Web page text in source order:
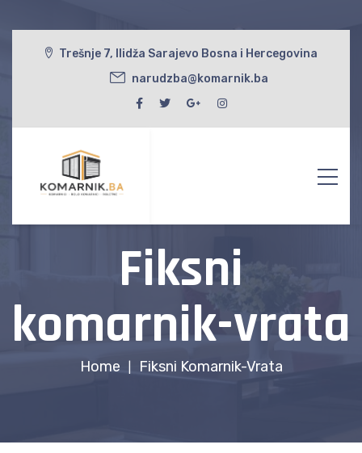
Trešnje 7, Ilidža Sarajevo Bosna i Hercegovina
narudzba@komarnik.ba
Fiksni
komarnik-vrata
Home Fiksni Komarnik-Vrata